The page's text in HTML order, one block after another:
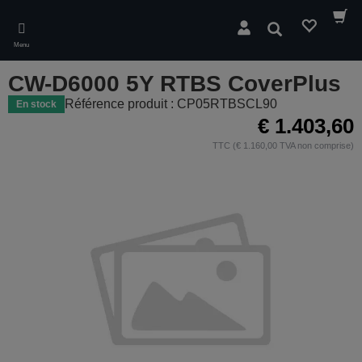
main
content
Menu
Rechercher
CW-D6000 5Y RTBS CoverPlus
En stock Référence produit : CP05RTBSCL90
€ 1.403,60
TTC (€ 1.160,00 TVA non comprise)